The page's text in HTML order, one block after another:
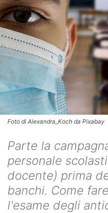
Foto di Alexandra_Koch da Pixabay
Parte la
personale
docente) prima
banchi. Come
l'esame degli